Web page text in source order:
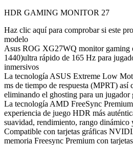
HDR GAMING MONITOR 27
Haz clic aquí para comprobar si este
modelo
Asus ROG XG27WQ monitor
1440)ultra rápido de 165 Hz para
inmersivos
La tecnología ASUS Extreme Low
ms de tiempo de respuesta (MPRT) así
eliminando el ghosting para un jugador
La tecnología AMD FreeSync
experiencia de juego HDR más
suavidad, rendimiento, rango dinámico
Compatible con tarjetas gráficas
memoria Freesync Premium con